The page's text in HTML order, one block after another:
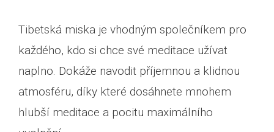
Tibetská miska je vhodným společníkem pro
každého, kdo si chce své meditace užívat
naplno. Dokáže navodit příjemnou a klidnou
atmosféru, díky které dosáhnete mnohem
hlubší meditace a pocitu maximálního